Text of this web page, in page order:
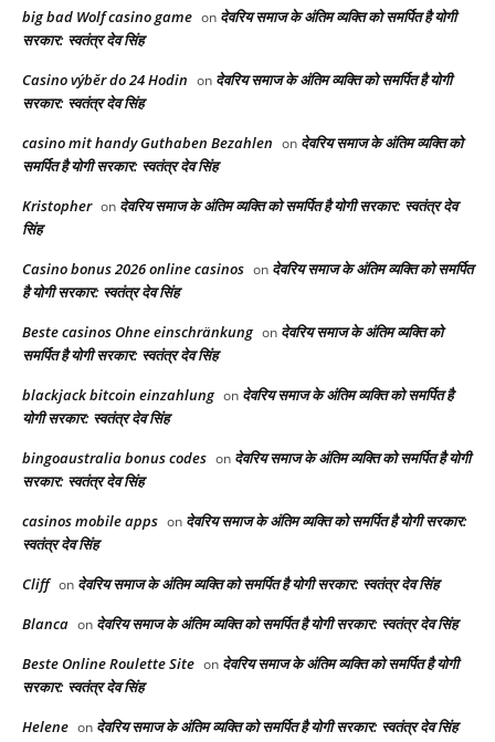
big bad Wolf casino game on देवरिय समाज के अंतिम व्यक्ति को समर्पित है योगी
सरकार: स्वतंत्र देव सिंह
Casino výběr do 24 Hodin on देवरिय समाज के अंतिम व्यक्ति को समर्पित है योगी
सरकार: स्वतंत्र देव सिंह
casino mit handy Guthaben Bezahlen on देवरिय समाज के अंतिम व्यक्ति को
समर्पित है योगी सरकार: स्वतंत्र देव सिंह
Kristopher on देवरिय समाज के अंतिम व्यक्ति को समर्पित है योगी सरकार: स्वतंत्र देव
सिंह
Casino bonus 2026 online casinos on देवरिय समाज के अंतिम व्यक्ति को समर्पित
है योगी सरकार: स्वतंत्र देव सिंह
Beste casinos Ohne einschränkung on देवरिय समाज के अंतिम व्यक्ति को
समर्पित है योगी सरकार: स्वतंत्र देव सिंह
blackjack bitcoin einzahlung on देवरिय समाज के अंतिम व्यक्ति को समर्पित है
योगी सरकार: स्वतंत्र देव सिंह
bingoaustralia bonus codes on देवरिय समाज के अंतिम व्यक्ति को समर्पित है योगी
सरकार: स्वतंत्र देव सिंह
casinos mobile apps on देवरिय समाज के अंतिम व्यक्ति को समर्पित है योगी सरकार:
स्वतंत्र देव सिंह
Cliff on देवरिय समाज के अंतिम व्यक्ति को समर्पित है योगी सरकार: स्वतंत्र देव सिंह
Blanca on देवरिय समाज के अंतिम व्यक्ति को समर्पित है योगी सरकार: स्वतंत्र देव सिंह
Beste Online Roulette Site on देवरिय समाज के अंतिम व्यक्ति को समर्पित है योगी
सरकार: स्वतंत्र देव सिंह
Helene on देवरिय समाज के अंतिम व्यक्ति को समर्पित है योगी सरकार: स्वतंत्र देव सिंह